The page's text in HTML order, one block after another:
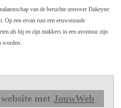
van de beruchte zeerover Dakeyne:
Op een ervan rust een eeuwenoude
als hij en zijn makkers in een avontuur zijn
worden.
met JouwWeb